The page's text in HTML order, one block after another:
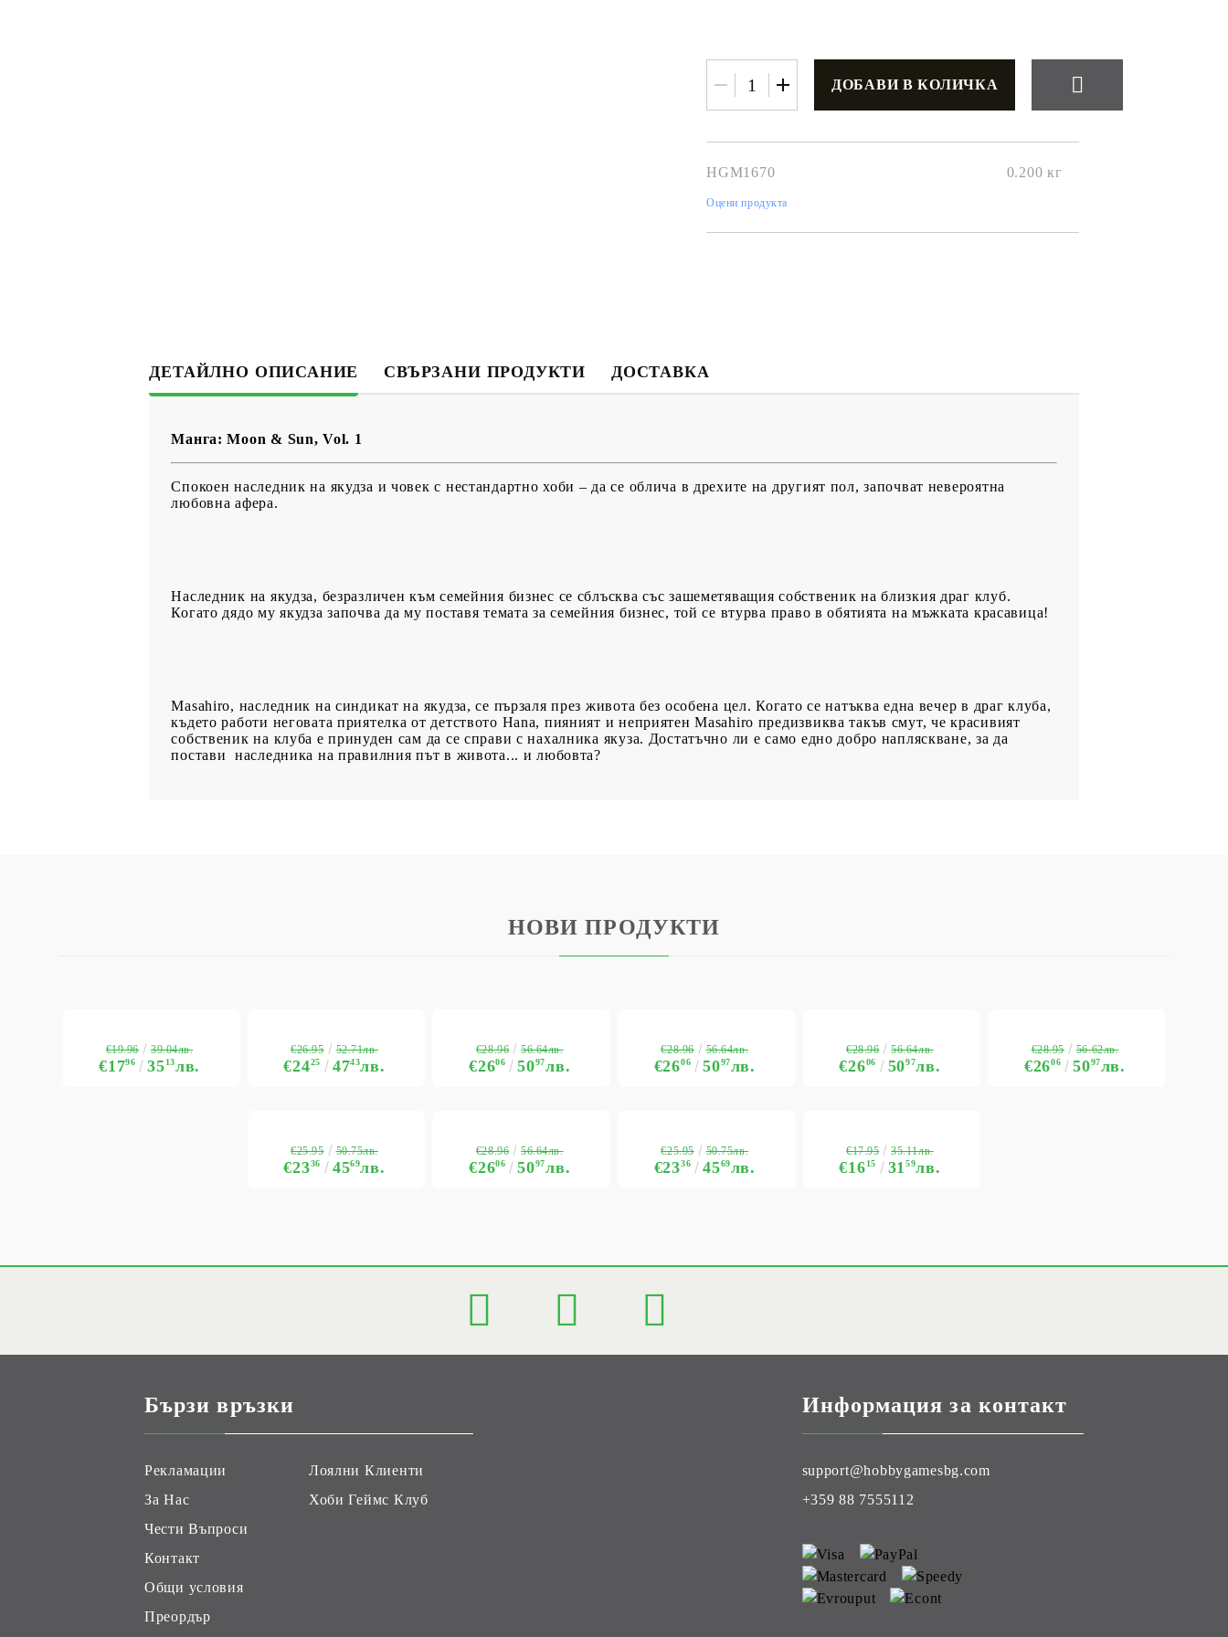
BG RO
HGM1670 0.200 кг
Оцени продукта
ДЕТАЙЛНО ОПИСАНИЕ СВЪРЗАНИ ПРОДУКТИ ДОСТАВКА
Манга: Moon & Sun, Vol. 1
Спокоен наследник на якудза и човек с нестандартно хоби – да се облича в дрехите на другият пол, започват невероятна
любовна афера.
Наследник на якудза, безразличен към семейния бизнес се сблъсква със зашеметяващия собственик на близкия драг клуб.
Когато дядо му якудза започва да му поставя темата за семейния бизнес, той се втурва право в обятията на мъжката красавица!
Masahiro, наследник на синдикат на якудза, се пързаля през живота без особена цел. Когато се натъква една вечер в драг клуба,
където работи неговата приятелка от детството Hana, пияният и неприятен Masahiro предизвиква такъв смут, че красивият
собственик на клуба е принуден сам да се справи с нахалника якуза. Достатъчно ли е само едно добро напляскване, за да
постави наследника на правилния път в живота... и любовта?
НОВИ ПРОДУКТИ
€1796 3513лв.
€19.96 39.04лв.
€2425 4743лв.
€26.95 52.71лв.
€2606 5097лв.
€28.96 56.64лв.
€2606 5097лв.
€28.96 56.64лв.
€2606 5097лв.
€28.96 56.64лв.
€2606 5097лв.
€28.95 56.62лв.
€2336 4569лв.
€25.95 50.75лв.
€2606 5097лв.
€28.96 56.64лв.
€2336 4569лв.
€25.95 50.75лв.
€1615 3159лв.
€17.95 35.11лв.
Бързи връзки
Рекламации
За Нас
Чести Въпроси
Контакт
Общи условия
Преордър
Лоялни Клиенти
Хоби Геймс Клуб
Информация за контакт
support@hobbygamesbg.com
+359 88 7555112